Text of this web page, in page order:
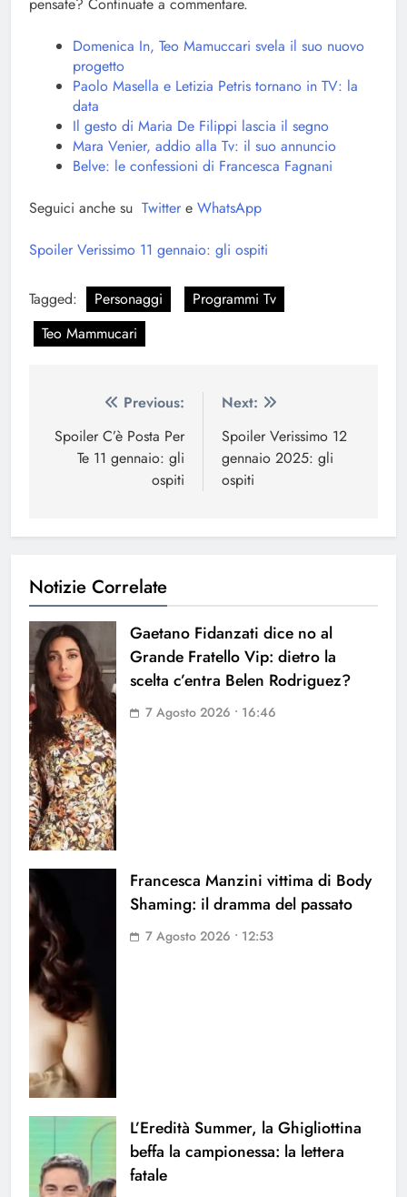
pensate? Continuate a commentare.
Domenica In, Teo Mamuccari svela il suo nuovo
progetto
Paolo Masella e Letizia Petris tornano in TV: la
data
Il gesto di Maria De Filippi lascia il segno
Mara Venier, addio alla Tv: il suo annuncio
Belve: le confessioni di Francesca Fagnani
Seguici anche su Twitter e WhatsApp
Spoiler Verissimo 11 gennaio: gli ospiti
Tagged: Personaggi
Programmi Tv
Teo Mammucari
Navigazione
articoli
Previous:
Spoiler C’è Posta Per
Te 11 gennaio: gli
ospiti
Next:
Spoiler Verissimo 12
gennaio 2025: gli
ospiti
Notizie Correlate
Gaetano Fidanzati dice no al
Grande Fratello Vip: dietro la
scelta c’entra Belen Rodriguez?
7 Agosto 2026 • 16:46
Francesca Manzini vittima di Body
Shaming: il dramma del passato
7 Agosto 2026 • 12:53
L’Eredità Summer, la Ghigliottina
beffa la campionessa: la lettera
fatale